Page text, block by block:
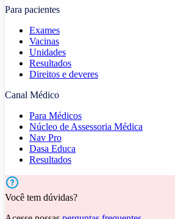
Para pacientes
Exames
Vacinas
Unidades
Resultados
Direitos e deveres
Canal Médico
Para Médicos
Núcleo de Assessoria Médica
Nav Pro
Dasa Educa
Resultados
Você tem dúvidas?